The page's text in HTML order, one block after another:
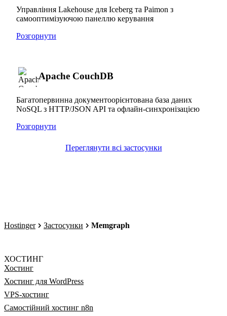
Управління Lakehouse для Iceberg та Paimon з
самооптимізуючою панеллю керування
Розгорнути
Apache CouchDB
Багатопервинна документоорієнтована база даних
NoSQL з HTTP/JSON API та офлайн-синхронізацією
Розгорнути
Переглянути всі застосунки
Hostinger Застосунки Memgraph
ХОСТИНГ
Хостинг
Хостинг для WordPress
VPS-хостинг
Самостійний хостинг n8n